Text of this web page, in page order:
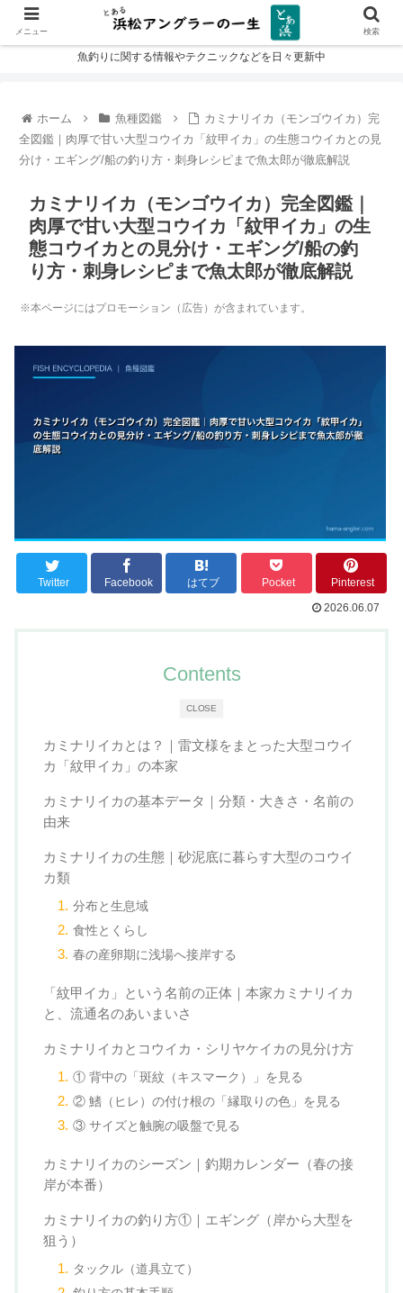
魚釣りに関する情報やテクニックなどを日々更新中
ホーム 魚種図鑑
カミナリイカ（モンゴウイカ）完
全図鑑｜肉厚で甘い大型コウイカ「紋甲イカ」の生態コウイカとの見
分け・エギング/船の釣り方・刺身レシピまで魚太郎が徹底解説
カミナリイカ（モンゴウイカ）完全図鑑｜
肉厚で甘い大型コウイカ「紋甲イカ」の生
態コウイカとの見分け・エギング/船の釣
り方・刺身レシピまで魚太郎が徹底解説
※本ページにはプロモーション（広告）が含まれています。
Twitter Facebook はてブ Pocket
Pinterest
2026.06.07
CLOSE
Contents
カミナリイカとは？｜雷文様をまとった大型コウイ
カ「紋甲イカ」の本家
カミナリイカの基本データ｜分類・大きさ・名前の
由来
カミナリイカの生態｜砂泥底に暮らす大型のコウイ
カ類
分布と生息域
食性とくらし
春の産卵期に浅場へ接岸する
「紋甲イカ」という名前の正体｜本家カミナリイカ
と、流通名のあいまいさ
カミナリイカとコウイカ・シリヤケイカの見分け方
① 背中の「斑紋（キスマーク）」を見る
② 鰭（ヒレ）の付け根の「縁取りの色」を見る
③ サイズと触腕の吸盤で見る
カミナリイカのシーズン｜釣期カレンダー（春の接
岸が本番）
カミナリイカの釣り方①｜エギング（岸から大型を
狙う）
タックル（道具立て）
メニュー 検索